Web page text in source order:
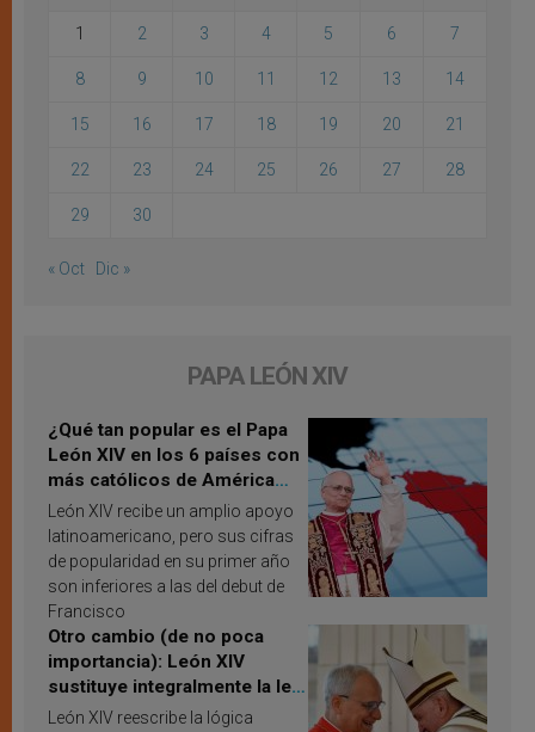
1 2 3 4 5 6 7
8 9 10 11 12 13 14
15 16 17 18 19 20 21
22 23 24 25 26 27 28
29 30
« Oct Dic »
PAPA LEÓN XIV
¿Qué tan popular es el Papa
León XIV en los 6 países con
más católicos de América
Latina en 2026? Publican
resultados de investigación
León XIV recibe un amplio apoyo
latinoamericano, pero sus cifras
de popularidad en su primer año
son inferiores a las del debut de
Francisco
Otro cambio (de no poca
importancia): León XIV
sustituye integralmente la ley
vaticana de Papa Francisco
León XIV reescribe la lógica